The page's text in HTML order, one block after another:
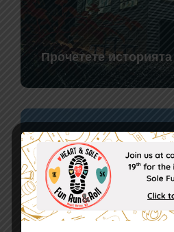
Прочетете историята
Meet Camper